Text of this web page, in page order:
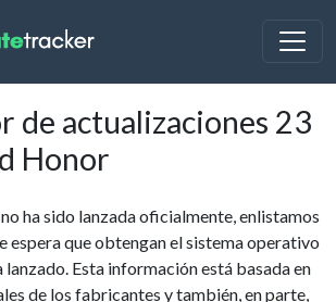
de actualizaciones 23
Honor
ha sido lanzada oficialmente, enlistamos
espera que obtengan el sistema operativo
lanzado. Esta información está basada en
de los fabricantes y también, en parte,